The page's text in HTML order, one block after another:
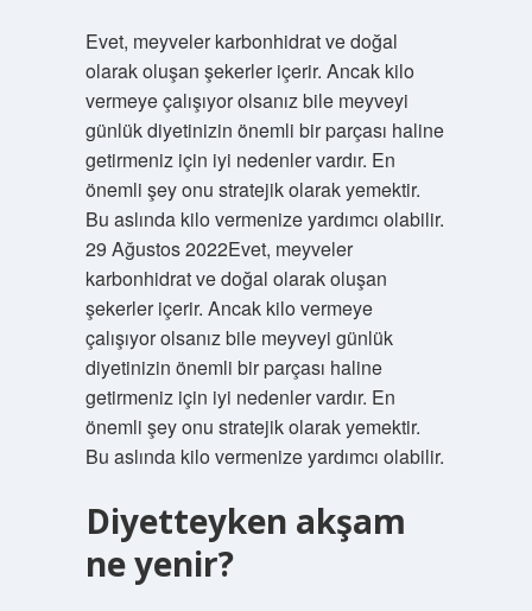
Evet, meyveler karbonhidrat ve doğal
olarak oluşan şekerler içerir. Ancak kilo
vermeye çalışıyor olsanız bile meyveyi
günlük diyetinizin önemli bir parçası haline
getirmeniz için iyi nedenler vardır. En
önemli şey onu stratejik olarak yemektir.
Bu aslında kilo vermenize yardımcı olabilir.
29 Ağustos 2022Evet, meyveler
karbonhidrat ve doğal olarak oluşan
şekerler içerir. Ancak kilo vermeye
çalışıyor olsanız bile meyveyi günlük
diyetinizin önemli bir parçası haline
getirmeniz için iyi nedenler vardır. En
önemli şey onu stratejik olarak yemektir.
Bu aslında kilo vermenize yardımcı olabilir.
Diyetteyken akşam
ne yenir?